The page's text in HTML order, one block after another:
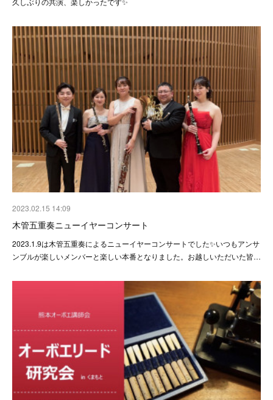
2023.02.15 14:09
木管五重奏ニューイヤーコンサート
2023.1.9は木管五重奏によるニューイヤーコンサートでした✨いつもアンサ
ンブルが楽しいメンバーと楽しい本番となりました。お越しいただいた皆…